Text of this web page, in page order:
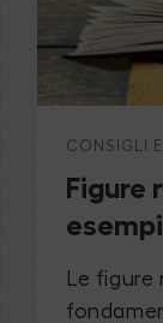
CONSIGLI
Figure
esempi
Le